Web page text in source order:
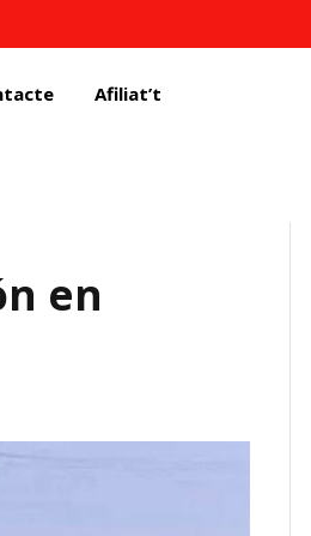
Afiliat’t
en